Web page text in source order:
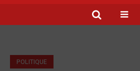
POLITIQUE